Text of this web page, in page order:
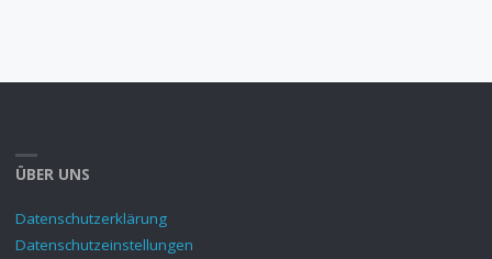
ÜBER UNS
Datenschutzerklärung
Datenschutzeinstellungen